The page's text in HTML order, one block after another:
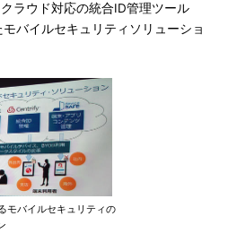
ラウド対応の統合ID管理ツール
バイルセキュリティソリューショ
モバイルセキュリティの